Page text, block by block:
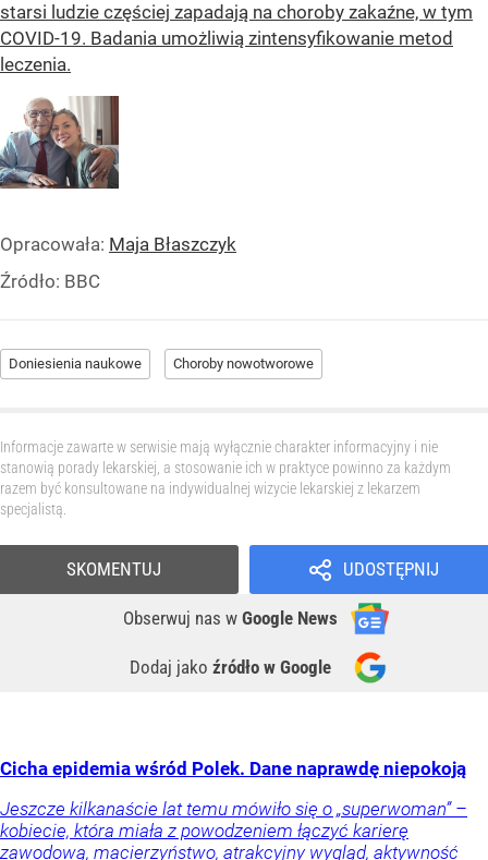
starsi ludzie częściej zapadają na choroby zakaźne, w tym
COVID-19. Badania umożliwią zintensyfikowanie metod
leczenia.
Opracowała: Maja Błaszczyk
Źródło: BBC
Doniesienia naukowe Choroby nowotworowe
Informacje zawarte w serwisie mają wyłącznie charakter informacyjny i nie
stanowią porady lekarskiej, a stosowanie ich w praktyce powinno za każdym
razem być konsultowane na indywidualnej wizycie lekarskiej z lekarzem
specjalistą.
UDOSTĘPNIJ
Obserwuj nas w Google News
Dodaj jako źródło w Google
SKOMENTUJ
Cicha epidemia wśród Polek. Dane naprawdę niepokoją
Jeszcze kilkanaście lat temu mówiło się o „superwoman” –
kobiecie, która miała z powodzeniem łączyć karierę
zawodową, macierzyństwo, atrakcyjny wygląd, aktywność